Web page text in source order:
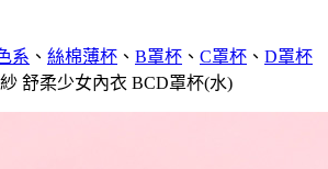
系 、 絲棉薄杯 、 B罩杯 、 C罩杯 、 D罩杯
舒柔少女內衣 BCD罩杯(水)